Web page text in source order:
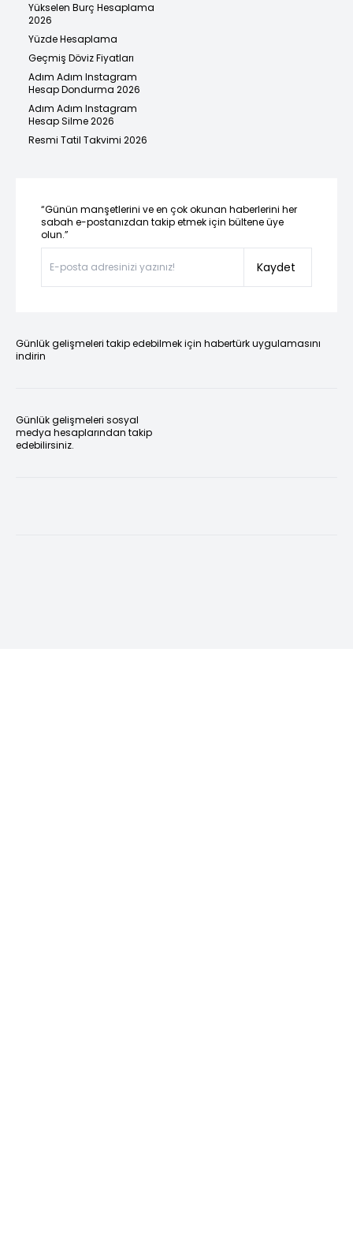
Yükselen Burç Hesaplama
2026
Yüzde Hesaplama
Geçmiş Döviz Fiyatları
Adım Adım Instagram
Hesap Dondurma 2026
Adım Adım Instagram
Hesap Silme 2026
Resmi Tatil Takvimi 2026
“Günün manşetlerini ve en çok okunan haberlerini her
sabah e-postanızdan takip etmek için bültene üye
olun.”
Kaydet
Günlük gelişmeleri takip edebilmek için habertürk uygulamasını
indirin
Günlük gelişmeleri sosyal
medya hesaplarından takip
edebilirsiniz.